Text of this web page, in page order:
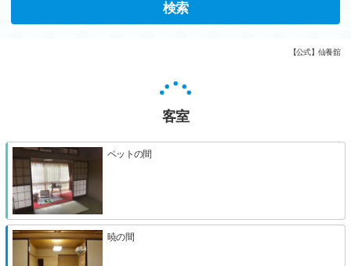
検索
【公式】仙養舘
客室
ペットの間
暁の間